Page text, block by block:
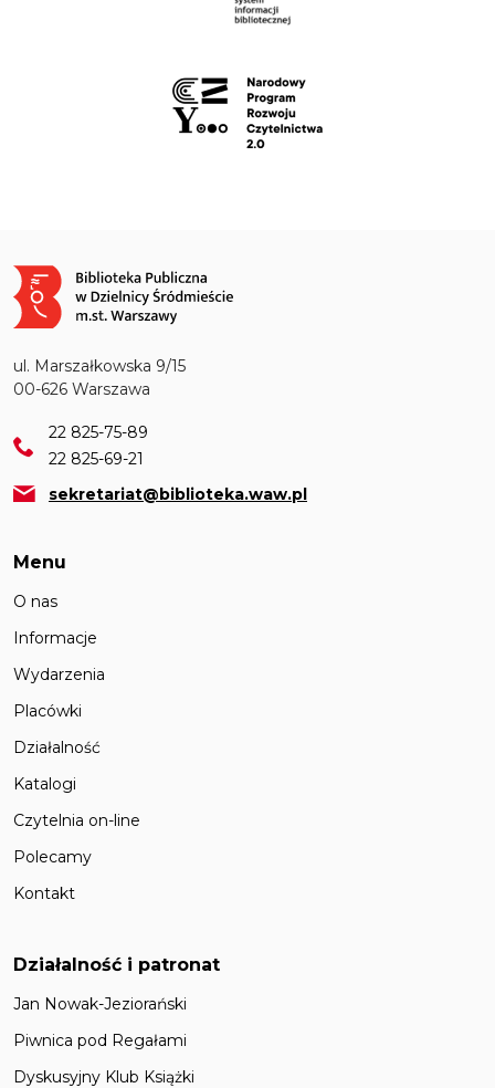
Obraz
ul. Marszałkowska 9/15
00-626 Warszawa
22 825-75-89
22 825-69-21
sekretariat@biblioteka.waw.pl
Menu
O nas
Informacje
Wydarzenia
Placówki
Działalność
Katalogi
Czytelnia on-line
Polecamy
Kontakt
Działalność i patronat
Jan Nowak-Jeziorański
Piwnica pod Regałami
Dyskusyjny Klub Książki